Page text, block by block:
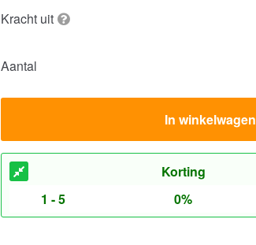
Kracht uit
Aantal
In winkelwagen
Korting
1 - 5
0%